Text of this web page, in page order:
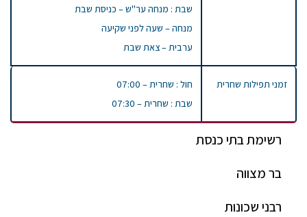
רשימת בתי כנסת
בר מצווה
רבני שכונות
שבת : מנחה ער"ש – כניסת שבת
מנחה – שעה לפני שקיעה
ערבית – צאת שבת
זמני תפילות שחרית
חול : שחרית – 07:00
שבת : שחרית – 07:30